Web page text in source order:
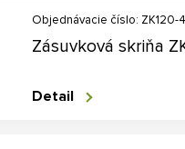
Objednávacie číslo: ZK120-4
Zásuvková skriňa
Detail